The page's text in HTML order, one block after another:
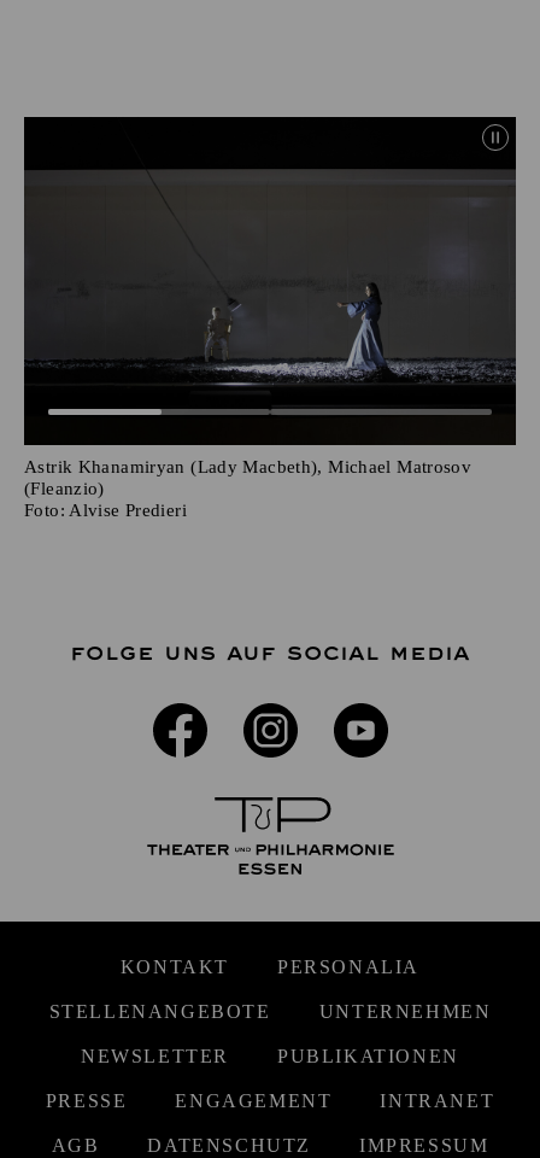
Astrik Khanamiryan (Lady Macbeth), Michael Matrosov
(Fleanzio)
Foto: Alvise Predieri
FOLGE UNS AUF SOCIAL MEDIA
KONTAKT PERSONALIA
STELLENANGEBOTE UNTERNEHMEN
NEWSLETTER PUBLIKATIONEN
PRESSE ENGAGEMENT INTRANET
AGB DATENSCHUTZ IMPRESSUM